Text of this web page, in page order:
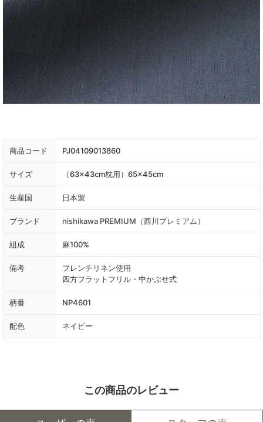
商品コード PJ04109013860
サイズ （63×43cm枕用）65×45cm
生産国 日本製
ブランド nishikawa PREMIUM（西川プレミアム）
組成 麻100%
備考
フレンチリネン使用
四方フラットフリル・中かぶせ式
柄番 NP4601
配色 ネイビー
この商品のレビュー